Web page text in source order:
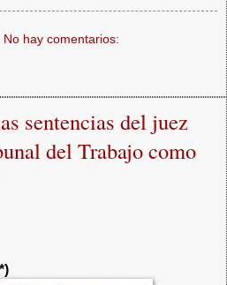
No hay comentarios:
sentencias del juez
del Trabajo como